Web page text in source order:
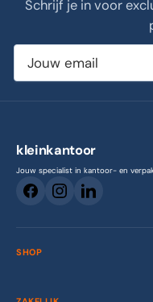
Schrijf je in voor
Jouw
email
kleinkantoor
Jouw specialist in kantoor- en
SHOP